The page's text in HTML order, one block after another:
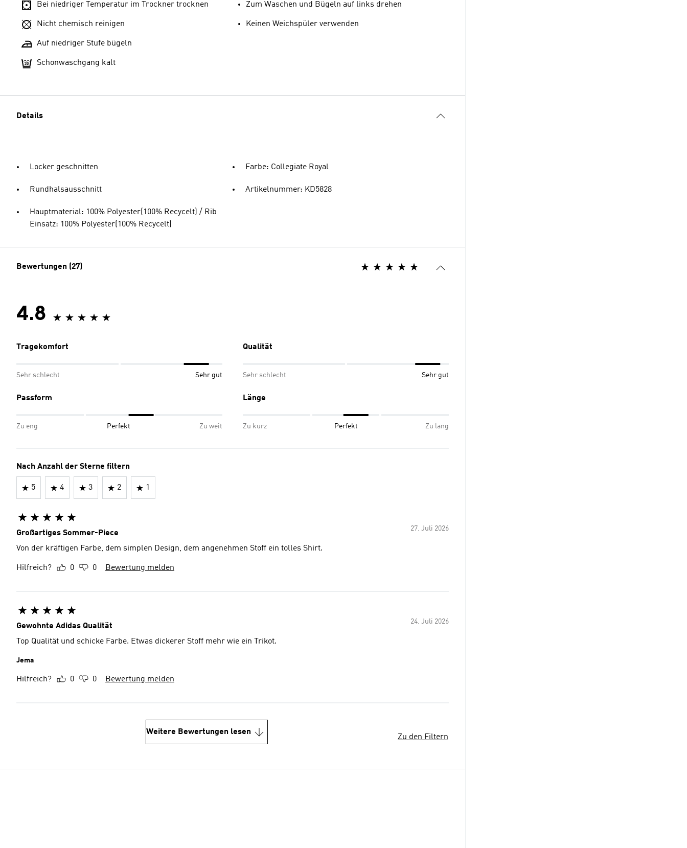
Bei niedriger Temperatur im Trockner trocknen
Nicht chemisch reinigen
Auf niedriger Stufe bügeln
Schonwaschgang kalt
Zum Waschen und Bügeln auf links drehen
Keinen Weichspüler verwenden
Details
Locker geschnitten
Rundhalsausschnitt
Hauptmaterial: 100% Polyester(100% Recycelt) / Rib
Einsatz: 100% Polyester(100% Recycelt)
Farbe: Collegiate Royal
Artikelnummer: KD5828
Bewertungen (27)
4.8
Tragekomfort
Sehr schlecht Sehr gut
Qualität
Sehr schlecht Sehr gut
Passform
Zu eng Perfekt Zu weit
Länge
Zu kurz Perfekt Zu lang
Nach Anzahl der Sterne filtern
5 4 3 2 1
27. Juli 2026
Großartiges Sommer-Piece
Von der kräftigen Farbe, dem simplen Design, dem angenehmen Stoff ein tolles Shirt.
Hilfreich? 0 0 Bewertung melden
24. Juli 2026
Gewohnte Adidas Qualität
Top Qualität und schicke Farbe. Etwas dickerer Stoff mehr wie ein Trikot.
Jema
Hilfreich? 0 0 Bewertung melden
Weitere Bewertungen lesen
Zu den Filtern